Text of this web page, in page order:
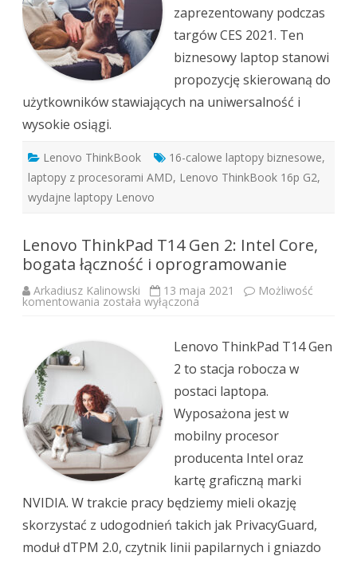
zaprezentowany podczas
targów CES 2021. Ten
biznesowy laptop stanowi
propozycję skierowaną do
użytkowników stawiających na uniwersalność i
wysokie osiągi.
Lenovo ThinkBook 16-calowe laptopy biznesowe,
laptopy z procesorami AMD, Lenovo ThinkBook 16p G2,
wydajne laptopy Lenovo
Lenovo ThinkPad T14 Gen 2: Intel Core,
bogata łączność i oprogramowanie
Arkadiusz Kalinowski 13 maja 2021 Możliwość
komentowania Lenovo
2:
łączność
i
oprogramowanie
została wyłączona
Lenovo ThinkPad T14 Gen
2 to stacja robocza w
postaci laptopa.
Wyposażona jest w
mobilny procesor
producenta Intel oraz
kartę graficzną marki
NVIDIA. W trakcie pracy będziemy mieli okazję
skorzystać z udogodnień takich jak PrivacyGuard,
moduł dTPM 2.0, czytnik linii papilarnych i gniazdo